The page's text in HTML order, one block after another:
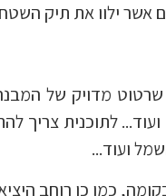
אשר ילוו את תיק
מדויק של
לתוכנית צריך
ועוד...
כמו כן רוחב